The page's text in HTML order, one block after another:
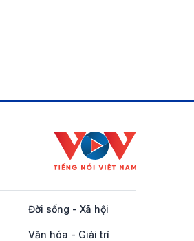
Đời sống - Xã hội
Văn hóa - Giải trí